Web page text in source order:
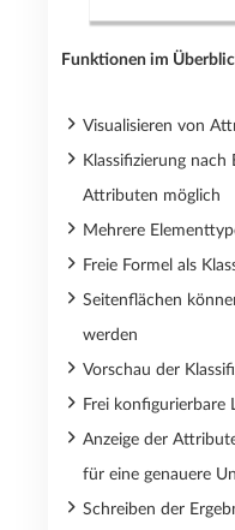
Funktionen im
Visualisieren von
Klassifizierung nach
Attributen möglich
Mehrere
Freie Formel als
Seitenflächen
werden
Vorschau der
Frei konfigurierbare
Anzeige der
für eine genauere
Schreiben der